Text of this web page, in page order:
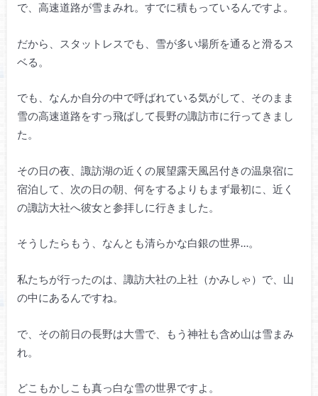
で、高速道路が雪まみれ。すでに積もっているんですよ。
だから、スタットレスでも、雪が多い場所を通ると滑るス
ベる。
でも、なんか自分の中で呼ばれている気がして、そのまま
雪の高速道路をすっ飛ばして長野の諏訪市に行ってきまし
た。
その日の夜、諏訪湖の近くの展望露天風呂付きの温泉宿に
宿泊して、次の日の朝、何をするよりもまず最初に、近く
の諏訪大社へ彼女と参拝しに行きました。
そうしたらもう、なんとも清らかな白銀の世界…。
私たちが行ったのは、諏訪大社の上社（かみしゃ）で、山
の中にあるんですね。
で、その前日の長野は大雪で、もう神社も含め山は雪まみ
れ。
どこもかしこも真っ白な雪の世界ですよ。